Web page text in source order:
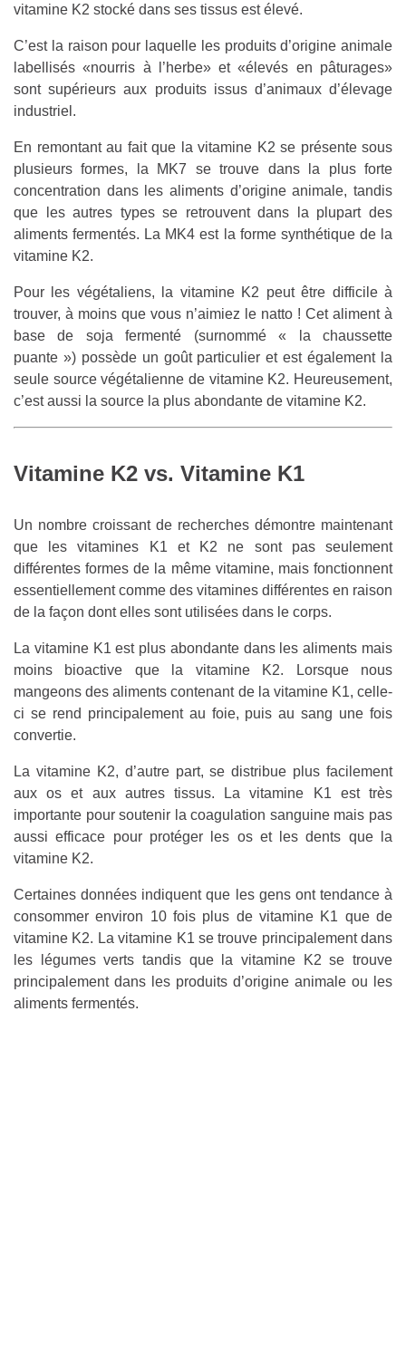
vitamine K2 stocké dans ses tissus est élevé.
C’est la raison pour laquelle les produits d’origine animale
labellisés «nourris à l’herbe» et «élevés en pâturages»
sont supérieurs aux produits issus d’animaux d’élevage
industriel.
En remontant au fait que la vitamine K2 se présente sous
plusieurs formes, la MK7 se trouve dans la plus forte
concentration dans les aliments d’origine animale, tandis
que les autres types se retrouvent dans la plupart des
aliments fermentés. La MK4 est la forme synthétique de la
vitamine K2.
Pour les végétaliens, la vitamine K2 peut être difficile à
trouver, à moins que vous n’aimiez le natto ! Cet aliment à
base de soja fermenté (surnommé « la chaussette
puante ») possède un goût particulier et est également la
seule source végétalienne de vitamine K2. Heureusement,
c’est aussi la source la plus abondante de vitamine K2.
Vitamine K2 vs. Vitamine K1
Un nombre croissant de recherches démontre maintenant
que les vitamines K1 et K2 ne sont pas seulement
différentes formes de la même vitamine, mais fonctionnent
essentiellement comme des vitamines différentes en raison
de la façon dont elles sont utilisées dans le corps.
La vitamine K1 est plus abondante dans les aliments mais
moins bioactive que la vitamine K2. Lorsque nous
mangeons des aliments contenant de la vitamine K1, celle-
ci se rend principalement au foie, puis au sang une fois
convertie.
La vitamine K2, d’autre part, se distribue plus facilement
aux os et aux autres tissus. La vitamine K1 est très
importante pour soutenir la coagulation sanguine mais pas
aussi efficace pour protéger les os et les dents que la
vitamine K2.
Certaines données indiquent que les gens ont tendance à
consommer environ 10 fois plus de vitamine K1 que de
vitamine K2. La vitamine K1 se trouve principalement dans
les légumes verts tandis que la vitamine K2 se trouve
principalement dans les produits d’origine animale ou les
aliments fermentés.